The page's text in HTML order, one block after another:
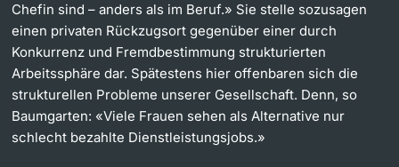
Chefin sind – anders als im Beruf.» Sie stelle sozusagen
einen privaten Rückzugsort gegenüber einer durch
Konkurrenz und Fremdbestimmung strukturierten
Arbeitssphäre dar. Spätestens hier offenbaren sich die
strukturellen Probleme unserer Gesellschaft. Denn, so
Baumgarten: «Viele Frauen sehen als Alternative nur
schlecht bezahlte Dienstleistungsjobs.»